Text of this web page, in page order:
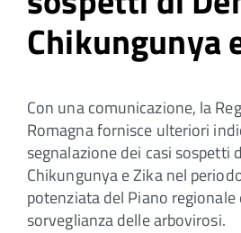
Chikungunya
Con una comunicazione, la
Romagna fornisce ulteriori
segnalazione dei casi sospetti
Chikungunya e Zika nel
potenziata del Piano
sorveglianza delle arbovirosi.